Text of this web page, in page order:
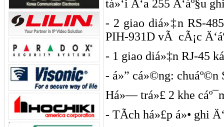
tá»‘i Ä‘a 255 Ä‘áº§u
- 2 giao diá»‡n RS-
PIH-931D vÃ cÃ¡c
- 1 giao diá»‡n RJ-45
- á»” cá»©ng: chuáº©n
Há»— trá»£ 2 khe
- TÃ­ch há»£p á»• ghi